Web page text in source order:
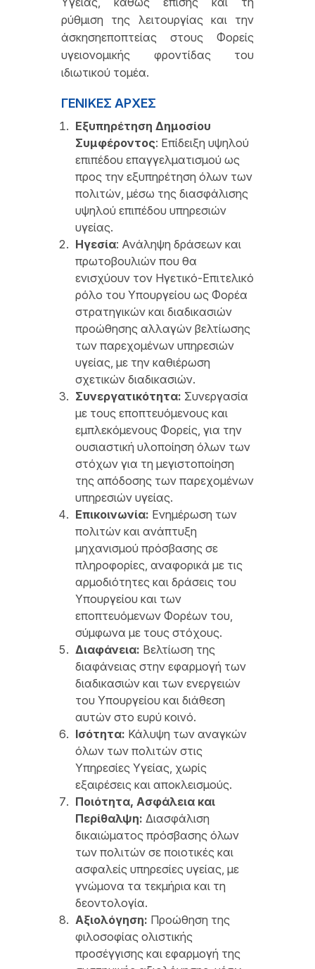
ρύθμιση της λειτουργίας και την
άσκησηεποπτείας στους Φορείς
υγειονομικής φροντίδας του
ιδιωτικού τομέα.
ΓΕΝΙΚΕΣ ΑΡΧΕΣ
Εξυπηρέτηση Δημοσίου
Συμφέροντος: Επίδειξη υψηλού
επιπέδου επαγγελματισμού ως
προς την εξυπηρέτηση όλων των
πολιτών, μέσω της διασφάλισης
υψηλού επιπέδου υπηρεσιών
υγείας.
Ηγεσία: Ανάληψη δράσεων και
πρωτοβουλιών που θα
ενισχύουν τον Ηγετικό-Επιτελικό
ρόλο του Υπουργείου ως Φορέα
στρατηγικών και διαδικασιών
προώθησης αλλαγών βελτίωσης
των παρεχομένων υπηρεσιών
υγείας, με την καθιέρωση
σχετικών διαδικασιών.
Συνεργατικότητα: Συνεργασία
με τους εποπτευόμενους και
εμπλεκόμενους Φορείς, για την
ουσιαστική υλοποίηση όλων των
στόχων για τη μεγιστοποίηση
της απόδοσης των παρεχομένων
υπηρεσιών υγείας.
Επικοινωνία: Ενημέρωση των
πολιτών και ανάπτυξη
μηχανισμού πρόσβασης σε
πληροφορίες, αναφορικά με τις
αρμοδιότητες και δράσεις του
Υπουργείου και των
εποπτευόμενων Φορέων του,
σύμφωνα με τους στόχους.
Διαφάνεια: Βελτίωση της
διαφάνειας στην εφαρμογή των
διαδικασιών και των ενεργειών
του Υπουργείου και διάθεση
αυτών στο ευρύ κοινό.
Ισότητα: Κάλυψη των αναγκών
όλων των πολιτών στις
Υπηρεσίες Υγείας, χωρίς
εξαιρέσεις και αποκλεισμούς.
Ποιότητα, Ασφάλεια και
Περίθαλψη: Διασφάλιση
δικαιώματος πρόσβασης όλων
των πολιτών σε ποιοτικές και
ασφαλείς υπηρεσίες υγείας, με
γνώμονα τα τεκμήρια και τη
δεοντολογία.
Αξιολόγηση: Προώθηση της
φιλοσοφίας ολιστικής
προσέγγισης και εφαρμογή της